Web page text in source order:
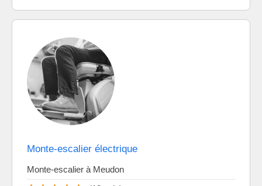
Monte-escalier électrique
Monte-escalier à Meudon